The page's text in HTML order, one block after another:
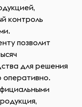
контроль
позволит
для решения
оперативно.